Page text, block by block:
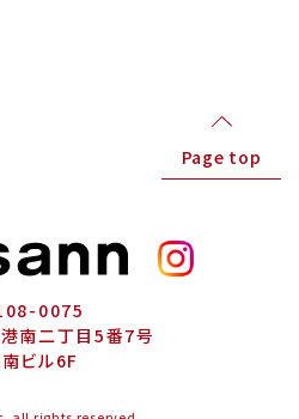
Page top
0075
南二丁目5番7号
ビル6F